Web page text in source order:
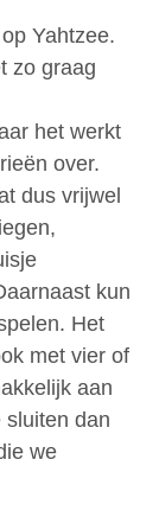
Yahtzee.
zo graag
het werkt
over.
dus vrijwel
kun
Het
met vier of
aan
sluiten dan
we